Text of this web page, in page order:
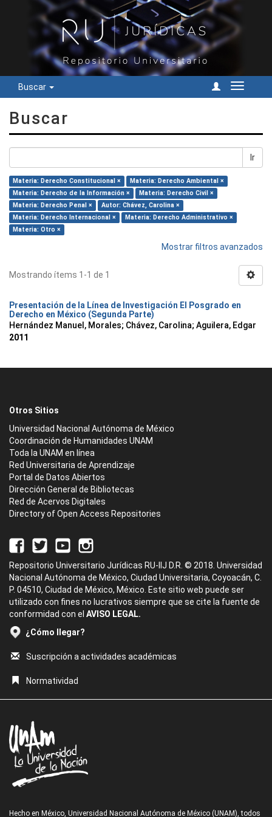
Buscar
Cambiar
Buscar
Ir
Materia: Derecho Constitucional ×
Materia: Derecho Ambiental ×
Materia: Derecho de la Información ×
Materia: Derecho Civil ×
Materia: Derecho Penal ×
Autor: Chávez, Carolina ×
Materia: Derecho Internacional ×
Materia: Derecho Administrativo ×
Materia: Otro ×
Mostrar filtros avanzados
Mostrando ítems 1-1 de 1
Presentación de la Línea de Investigación El Posgrado en
Derecho en México (Segunda Parte)
Hernández Manuel, Morales; Chávez, Carolina; Aguilera, Edgar
2011
Otros Sitios
Universidad Nacional Autónoma de México
Coordinación de Humanidades UNAM
Toda la UNAM en línea
Red Universitaria de Aprendizaje
Portal de Datos Abiertos
Dirección General de Bibliotecas
Red de Acervos Digitales
Directory of Open Access Repositories
Repositorio Universitario Jurídicas RU-IIJ D.R. © 2018. Universidad
Nacional Autónoma de México, Ciudad Universitaria, Coyoacán, C.
P. 04510, Ciudad de México, México. Este sitio web puede ser
utilizado con fines no lucrativos siempre que se cite la fuente de
conformidad con el AVISO LEGAL.
¿Cómo llegar?
Suscripción a actividades académicas
Normatividad
Hecho en México, Universidad Nacional Autónoma de México (UNAM), todos